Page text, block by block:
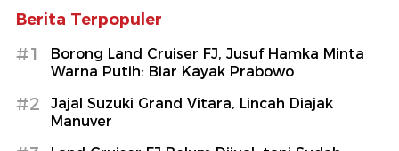
Berita Terpopuler
#1
Borong Land Cruiser FJ, Jusuf Hamka Minta
Warna Putih: Biar Kayak Prabowo
#2
Jajal Suzuki Grand Vitara, Lincah Diajak
Manuver